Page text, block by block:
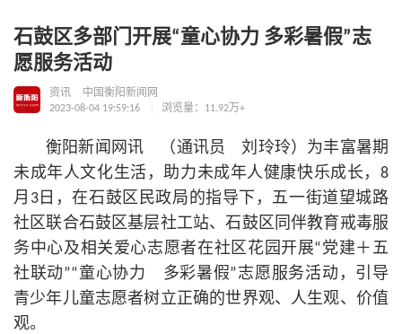
石鼓区多部门开展“童心协力 多彩暑假”志
愿服务活动
资讯
中国衡阳新闻网
2023-08-04 19:59:16
浏览量：11.92万+
衡阳新闻网讯 （通讯员 刘玲玲）为丰富暑期
未成年人文化生活，助力未成年人健康快乐成长，8
月3日，在石鼓区民政局的指导下，五一街道望城路
社区联合石鼓区基层社工站、石鼓区同伴教育戒毒服
务中心及相关爱心志愿者在社区花园开展“党建＋五
社联动”“童心协力 多彩暑假”志愿服务活动，引导
青少年儿童志愿者树立正确的世界观、人生观、 价值
观。